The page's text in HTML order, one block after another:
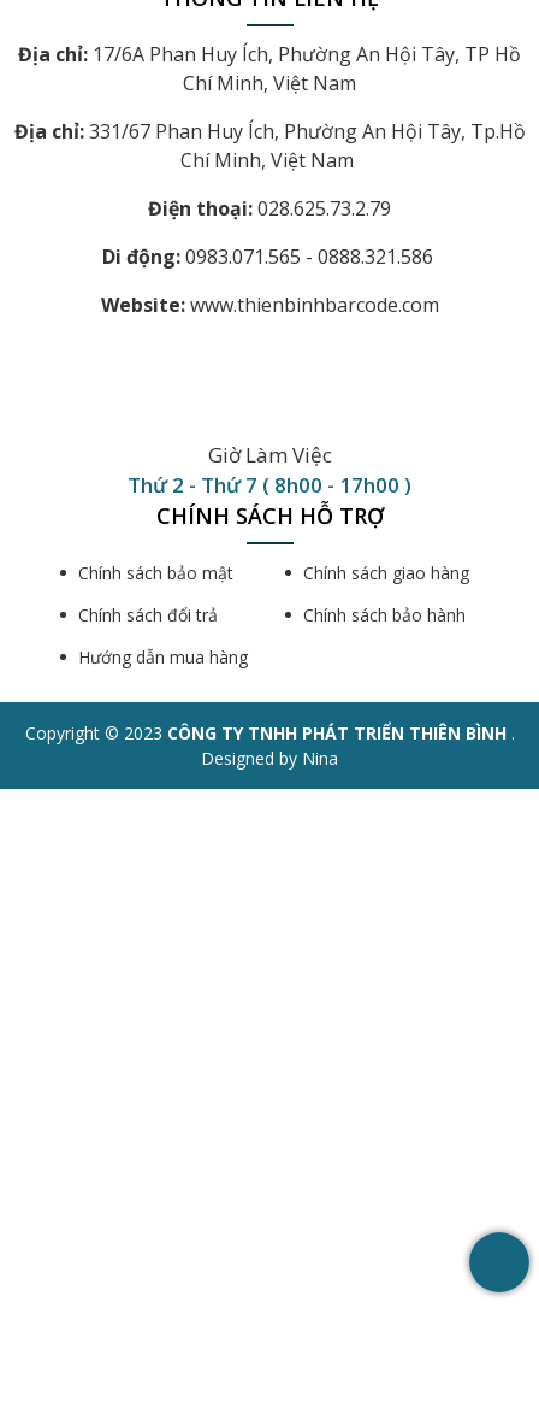
Địa chỉ: 17/6A Phan Huy Ích, Phường An Hội Tây, TP Hồ
Chí Minh, Việt Nam
Địa chỉ:331/67 Phan Huy Ích, Phường An Hội Tây, Tp.Hồ
Chí Minh, Việt Nam
Điện thoại:028.625.73.2.79
Di động:0983.071.565 - 0888.321.586
Website:www.thienbinhbarcode.com
Giờ Làm Việc
Thứ 2 - Thứ 7 ( 8h00 - 17h00 )
CHÍNH SÁCH HỖ TRỢ
Chính sách bảo mật
Chính sách giao hàng
Chính sách đổi trả
Chính sách bảo hành
Hướng dẫn mua hàng
Copyright © 2023 CÔNG TY TNHH PHÁT TRIỂN THIÊN BÌNH .
Designed by Nina